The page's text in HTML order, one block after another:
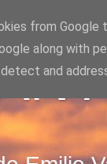
from Google
along with
and